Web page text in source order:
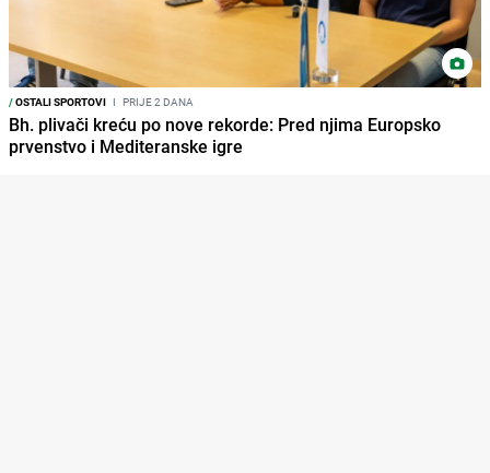
/OSTALI SPORTOVI I PRIJE 2 DANA
Bh. plivači kreću po nove rekorde: Pred njima Europsko
prvenstvo i Mediteranske igre